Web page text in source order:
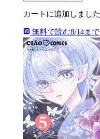
カートに追加しました
無料で読む8/14まで